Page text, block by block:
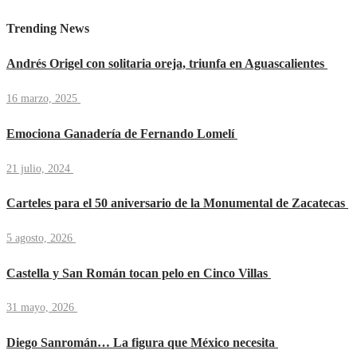
Trending News
Andrés Origel con solitaria oreja, triunfa en Aguascalientes
16 marzo, 2025
Emociona Ganadería de Fernando Lomelí
21 julio, 2024
Carteles para el 50 aniversario de la Monumental de Zacatecas
5 agosto, 2026
Castella y San Román tocan pelo en Cinco Villas
31 mayo, 2026
Diego Sanromán… La figura que México necesita